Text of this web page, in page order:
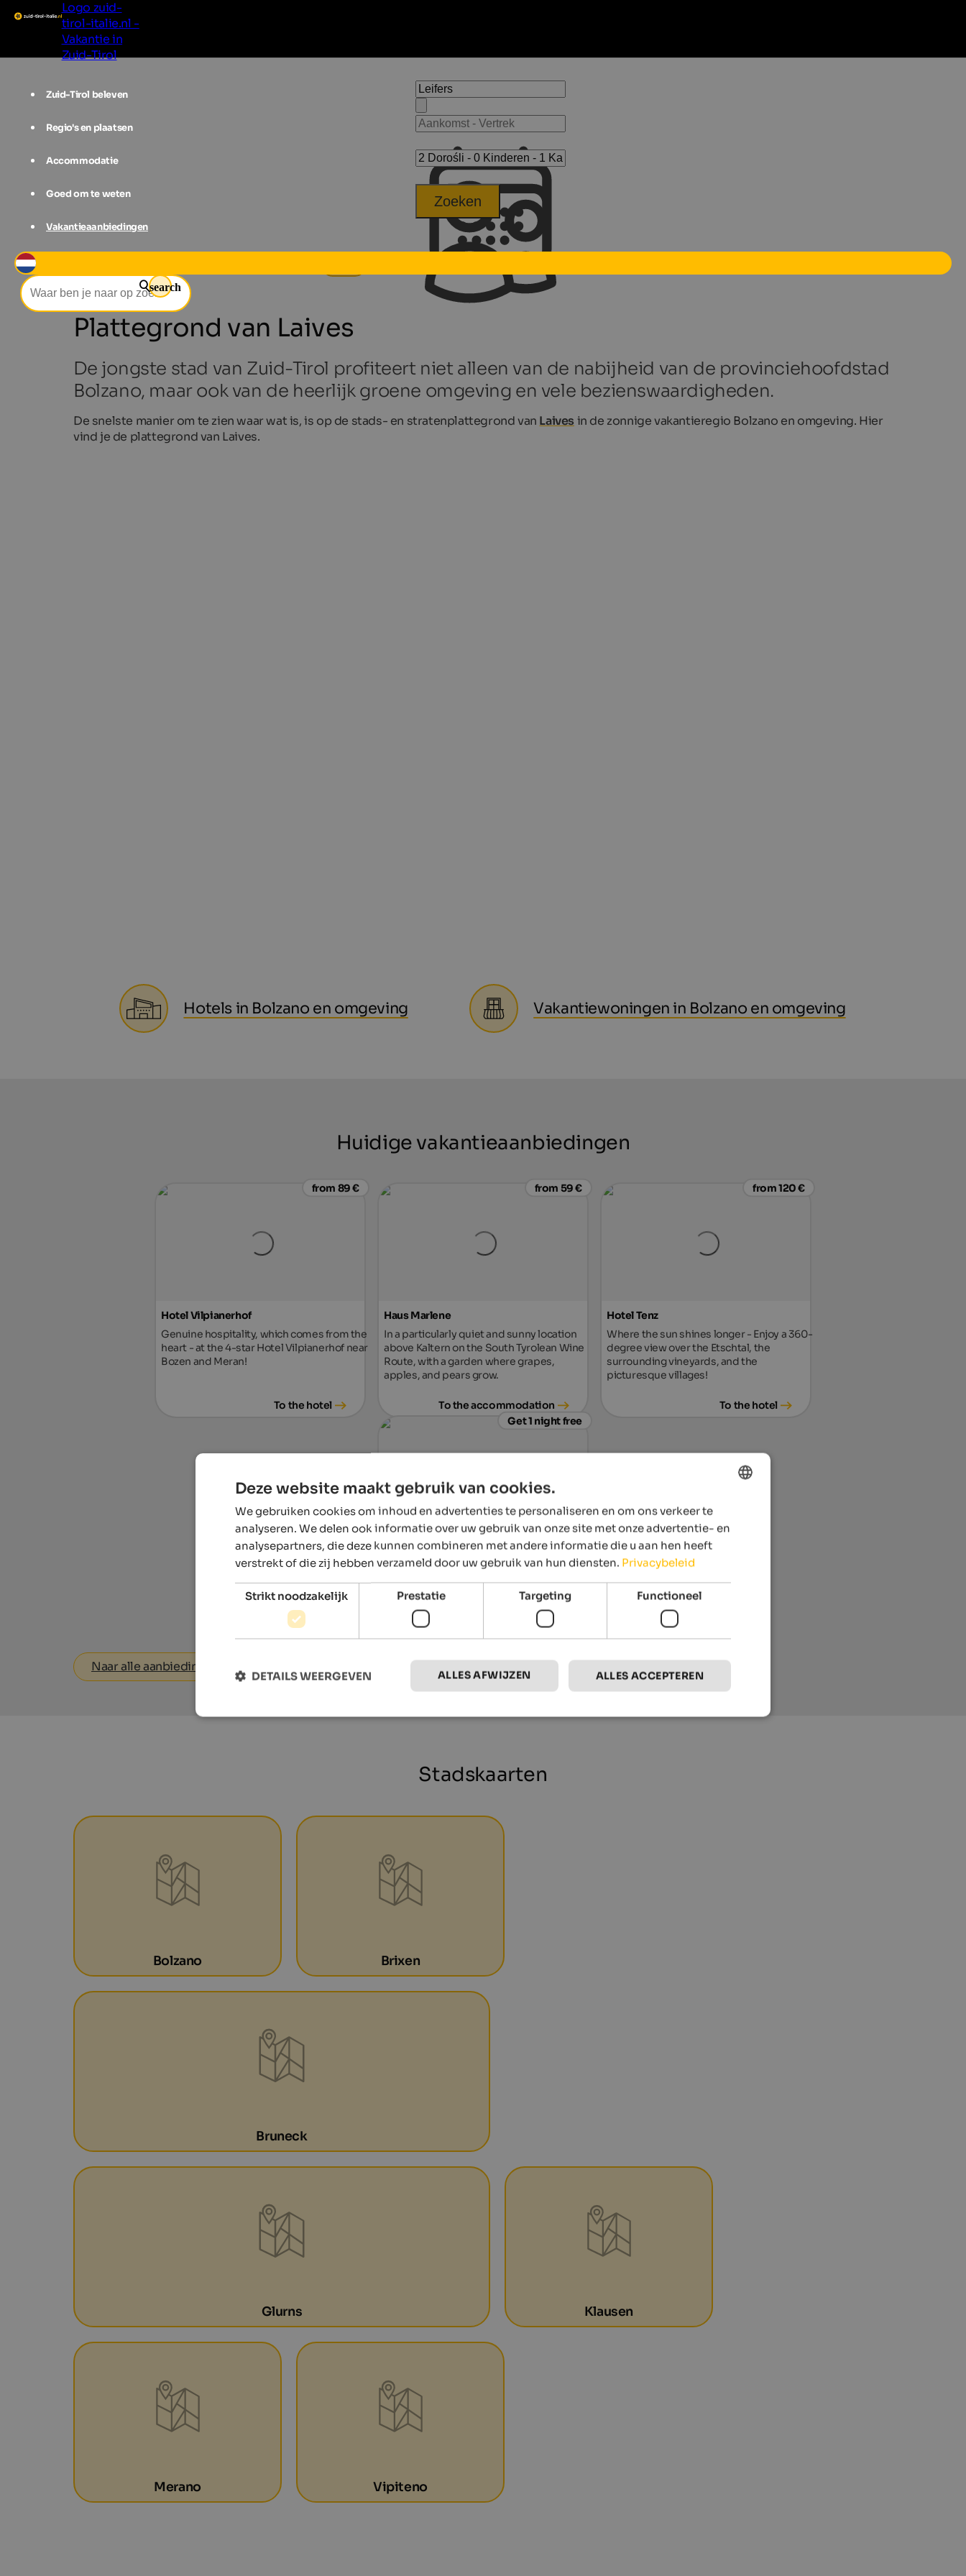
Logo zuid-
tirol-italie.nl -
Vakantie in
Zuid-Tirol
Zuid-Tirol beleven
Regio's en plaatsen
Accommodatie
Goed om te weten
Vakantieaanbiedingen
search
Zoeken
Plattegrond van Laives
De jongste stad van Zuid-Tirol profiteert niet alleen van de nabijheid van de provinciehoofdstad
Bolzano, maar ook van de heerlijk groene omgeving en vele bezienswaardigheden.
De snelste manier om te zien waar wat is, is op de stads- en stratenplattegrond van Laives in de zonnige vakantieregio Bolzano en omgeving. Hier
vind je de plattegrond van Laives.
Hotels in Bolzano en omgeving Vakantiewoningen in Bolzano en omgeving
Huidige vakantieaanbiedingen
from 89 €
Hotel Vilpianerhof
Genuine hospitality, which comes from the
heart - at the 4-star Hotel Vilpianerhof near
Bozen and Meran!
To the hotel
from 59 €
Haus Marlene
In a particularly quiet and sunny location
above Kaltern on the South Tyrolean Wine
Route, with a garden where grapes,
apples, and pears grow.
To the accommodation
from 120 €
Hotel Tenz
Where the sun shines longer - Enjoy a 360-
degree view over the Etschtal, the
surrounding vineyards, and the
picturesque villages!
To the hotel
Get 1 night free
Naturhotel Waldheim
Hikes and wellness in Altrei! 7 nights at the
price of 6. Relaxation and tranquillity you
expect from your holiday.
To the offer
Naar alle aanbiedingen
Stadskaarten
Bolzano Brixen
Bruneck
Glurns Klausen
Merano Vipiteno
ENGLISH
DUTCH
Deze website maakt gebruik van cookies.
We gebruiken cookies om inhoud en advertenties te personaliseren en om ons verkeer te
analyseren. We delen ook informatie over uw gebruik van onze site met onze advertentie- en
analysepartners, die deze kunnen combineren met andere informatie die u aan hen heeft
verstrekt of die zij hebben verzameld door uw gebruik van hun diensten. Privacybeleid
Strikt noodzakelijk Prestatie Targeting Functioneel
ALLES ACCEPTEREN
ALLES AFWIJZEN
DETAILS WEERGEVEN